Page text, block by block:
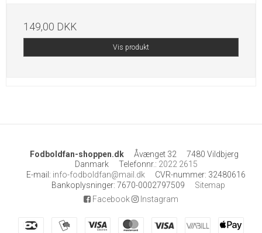
149,00 DKK
Vis produkt
Fodboldfan-shoppen.dk Åvænget 32
7480 Vildbjerg
Danmark
Telefonnr.: 2022 2615
E-mail : info-fodboldfan@mail.dk CVR-nummer: 32480616
Bankoplysninger: 7670-0002797509
Sitemap
Facebook
Instagram